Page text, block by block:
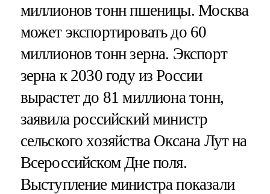
миллионов тонн пшеницы. Москва
может экспортировать до 60
миллионов тонн зерна. Экспорт
зерна к 2030 году из России
вырастет до 81 миллиона тонн,
заявила российский министр
сельского хозяйства Оксана Лут на
Всероссийском Дне поля.
Выступление министра показали